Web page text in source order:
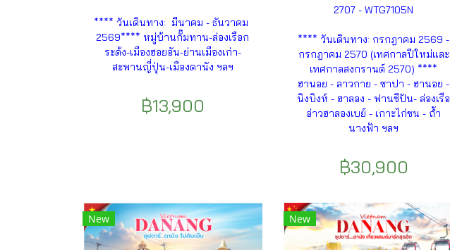
**** วันเดินทาง: มีนาคม - ธันวาคม
2569**** หมู่บ้านกั๊มทาน-ล่องเรือก
ระด้ง-เมืองฮอยอัน-ย่านเมืองเก่า-
สะพานญี่ปุ่น-เมืองดานัง ฯลฯ
฿13,900
2707 - WTG7105N
**** วันเดินทาง: กรกฎาคม 2569 -
กรกฎาคม 2570 (เทศกาลปีใหม่และ
เทศกาลสงกรานต์ 2570) ****
ฮานอย - ลาวกาย - ซาปา - ฮานอย -
นิงบิงห์ - ฮาลอง - ฟานซีปัน- ล่องเรือ
อ่าวฮาลองเบย์ - เกาะไก่ชน - ถ้ำ
นางฟ้า ฯลฯ
฿30,900
New New